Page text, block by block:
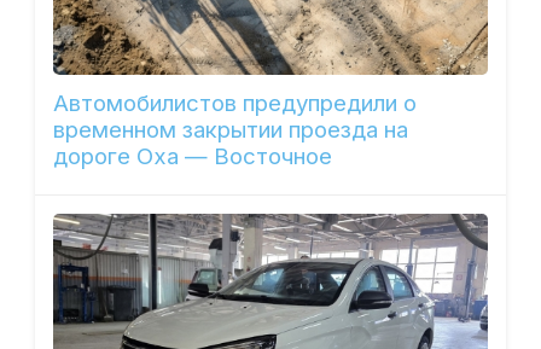
Автомобилистов предупредили о
временном закрытии проезда на
дороге Оха — Восточное